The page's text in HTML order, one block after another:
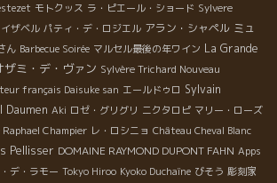
モトクッス ラ・ピエール・ショード Sylvere
イザベル パティ・デ・ロジエル アラン・シャペル ミュ
ん Barbecue Soirée マルセル最後の年ワイン La Grande
ザミ・デ・ヴァン Sylvère Trichard Nouveau
français Daisuke san エールドゥロ Sylvain
Daumen Aki ロゼ・グリグリ ニクタロピ マリー・ローズ
Raphael Champier レ・ロシニョ Château Cheval Blanc
Pellisser DOMAINE RAYMOND DUPONT FAHN Apps
デ・ラモー Tokyo Hiroo Kyoko Duchaîne びそう 彫刻家